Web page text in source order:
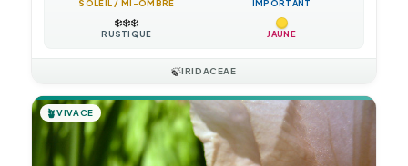
SOLEIL / MI-OMBRE IMPORTANT
❄️❄️❄️
RUSTIQUE JAUNE
🍃IRIDACEAE
🪴VIVACE